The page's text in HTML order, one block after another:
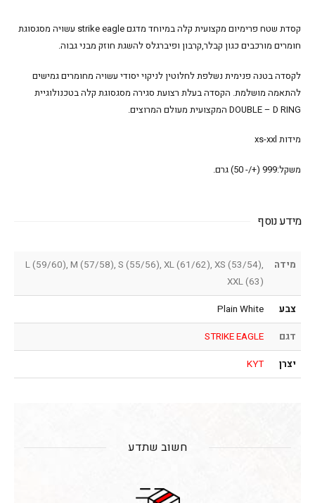
קסדת שטח פרימיום מקצועית קלה במיוחד מדגם strike eagle עשויה מסגסוגת
חומרים מורכבים כגון קבלר,קרבון ופיברגלס להשגת חוזק מבני גבוה.
לקסדה בטנה פנימית נשלפת לחלוטין לניקוי יסודי עשויה מחומרים גמישים
להתאמה מושלמת. הקסדה בעלת רצועת סגירה מסגסוגת קלה בטכנולוגיית
DOUBLE – D RING המקצועית מעולם המרוצים.
מידות xs-xxl
משקל:999 (+/- 50) גרם.
מידע נוסף
מידה
L (59/60), M (57/58), S (55/56), XL (61/62), XS (53/54),
XXL (63)
צבע
Plain White
דגם
STRIKE EAGLE
יצרן
KYT
חשוב שתדע